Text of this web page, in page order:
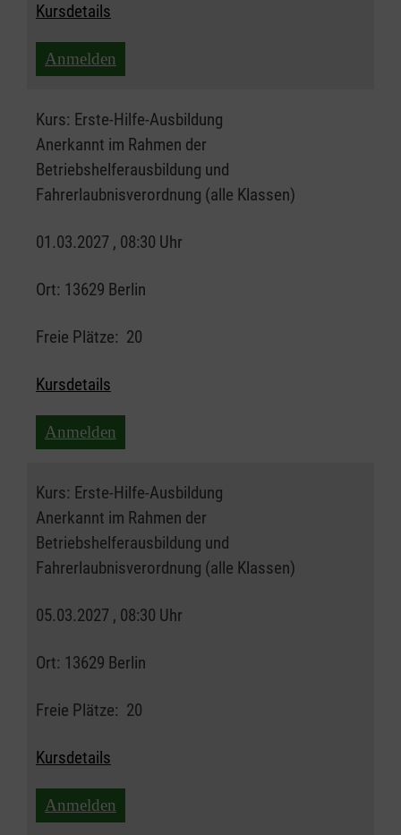
Kursdetails
Anmelden
Kurs: Erste-Hilfe-Ausbildung
Anerkannt im Rahmen der
Betriebshelferausbildung und
Fahrerlaubnisverordnung (alle Klassen)
01.03.2027 , 08:30 Uhr
Ort: 13629 Berlin
Freie Plätze: 20
Kursdetails
Anmelden
Kurs: Erste-Hilfe-Ausbildung
Anerkannt im Rahmen der
Betriebshelferausbildung und
Fahrerlaubnisverordnung (alle Klassen)
05.03.2027 , 08:30 Uhr
Ort: 13629 Berlin
Freie Plätze: 20
Kursdetails
Anmelden